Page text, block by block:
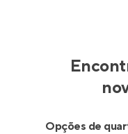
Opções de